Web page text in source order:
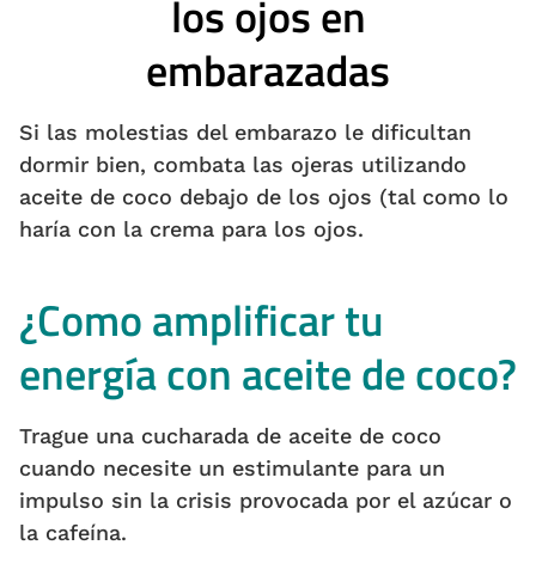
Si las molestias del embarazo le dificultan
dormir bien, combata las ojeras utilizando
aceite de coco debajo de los ojos (tal como lo
haría con la crema para los ojos.
¿Como amplificar tu
energía con aceite de coco?
Trague una cucharada de aceite de coco
cuando necesite un estimulante para un
impulso sin la crisis provocada por el azúcar o
la cafeína.